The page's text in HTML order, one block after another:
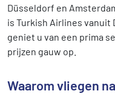
Düsseldorf en
is Turkish Airlines vanuit
geniet u van een prima
prijzen gauw op.
Waarom vliegen